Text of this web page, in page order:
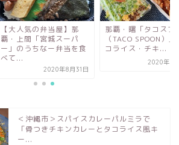
【大人気の弁当屋】那
覇・上間「宮城スーパ
ー」のうちなー弁当を食
べて...
2020年8月31日
那覇・曙「タコスプ
（TACO SPOON）
コライス・チキ...
2020年9
＜沖縄市＞スパイスカレーパルミラで
「骨つきチキンカレーとタコライス風キ
ー...